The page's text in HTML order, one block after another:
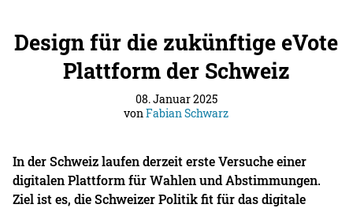
Design für die zukünftige eVote
Plattform der Schweiz
08. Januar 2025
vonFabian Schwarz
In der Schweiz laufen derzeit erste Versuche einer
digitalen Plattform für Wahlen und Abstimmungen.
Ziel ist es, die Schweizer Politik fit für das digitale